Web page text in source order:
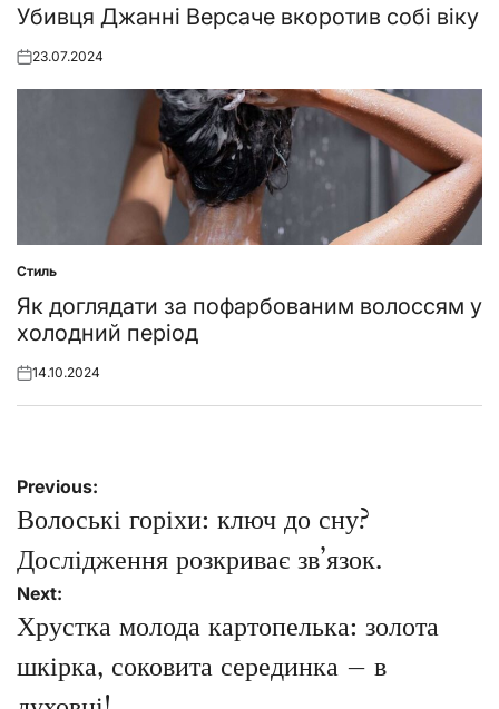
in
Убивця Джанні Версаче вкоротив собі віку
Posted
23.07.2024
Posted
in
Стиль
Як доглядати за пофарбованим волоссям у
холодний період
Posted
14.10.2024
Навігація
записів
Previous:
Волоські горіхи: ключ до сну?
Дослідження розкриває зв’язок.
Next:
Хрустка молода картопелька: золота
шкірка, соковита серединка – в